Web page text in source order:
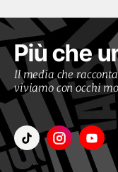
Più che
Il media che
viviamo con occhi